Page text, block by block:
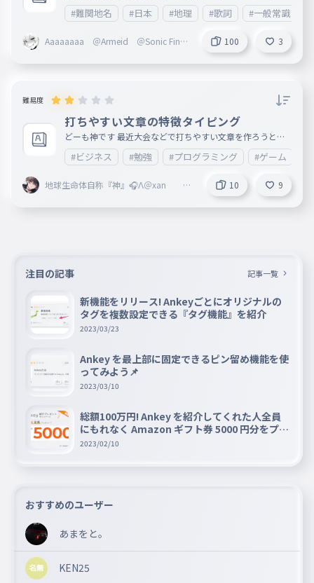
#難関地名 #日本 #地理 #歌詞 #一般常識
Aaaaaaaa ＠Armeid ＠Sonic Finge
100 3
難易度
打ちやすい文章の特徴タイピング
どーも神です 最近大会などで打ちやすい文章を作ろうと他
作品の打ちやすい文章の特徴を調べた結果ある共通点がある
ことが分かりました。 是非参考にしてください。
#ビジネス #勉強 #プログラミング #ゲーム
地球生命体自称『神』🎧Λ＠xan @
10 9
注目の記事 記事一覧
新機能をリリース! Ankeyごとにオリジナルの
タグを複数設定できる『タグ機能』を紹介
2023/03/23
Ankey を最上部に固定できるピン留め機能を使
ってみよう📌
2023/03/10
総額100万円! Ankey を紹介してくれた人全員
にもれなく Amazon ギフト券 5000 円分をプレ
ゼントキャンペーン!!
2023/02/10
おすすめのユーザー
あまをと。
KEN25